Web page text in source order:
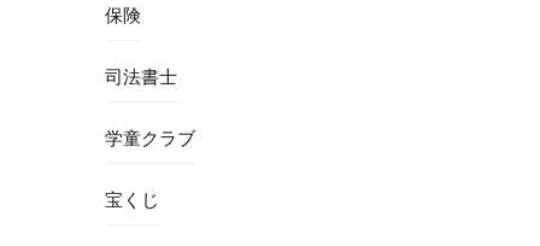
保険
司法書士
学童クラブ
宝くじ